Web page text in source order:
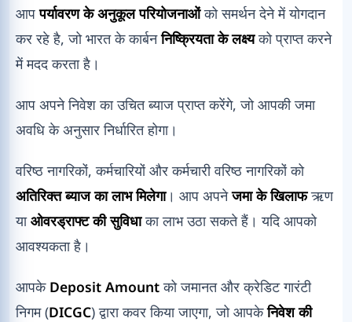
आपपर्यावरण के अनुकूल परियोजनाओंको समर्थन देने में योगदान
कर रहे है, जो भारत के कार्बननिष्क्रियता के लक्ष्यको प्राप्त करने
में मदद करता है।
आप अपने निवेश का उचित ब्याज प्राप्त करेंगे, जो आपकी जमा
अवधि के अनुसार निर्धारित होगा।
वरिष्ठ नागरिकों, कर्मचारियों और कर्मचारी वरिष्ठ नागरिकों को
अतिरिक्त ब्याज का लाभ मिलेगा। आप अपनेजमा के खिलाफऋण
याओवरड्राफ्ट की सुविधाका लाभ उठा सकते हैं। यदि आपको
आवश्यकता है।
आपके Deposit Amountको जमानत और क्रेडिट गारंटी
निगम (DICGC) द्वारा कवर किया जाएगा, जो आपकेनिवेश की